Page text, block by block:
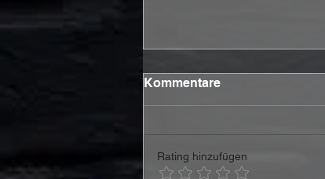
Kommentare
Rating hinzufügen